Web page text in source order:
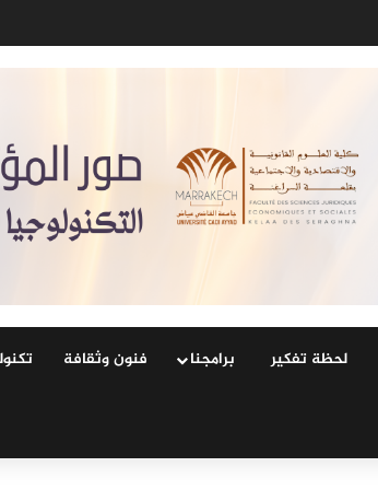
لحظة تفكير ‏ ‏برامجنا فنون وثقافة